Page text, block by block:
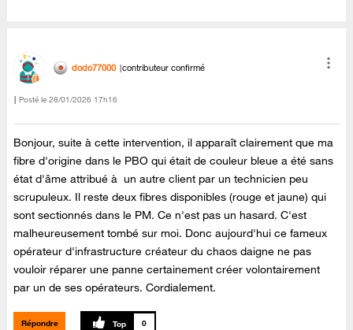
dodo77000 contributeur confirmé
Posté le ‎28/01/2026 17h16
Bonjour, suite à cette intervention, il apparaît clairement que ma
fibre d'origine dans le PBO qui était de couleur bleue a été sans
état d'âme attribué à un autre client par un technicien peu
scrupuleux. Il reste deux fibres disponibles (rouge et jaune) qui
sont sectionnés dans le PM. Ce n'est pas un hasard. C'est
malheureusement tombé sur moi. Donc aujourd'hui ce fameux
opérateur d'infrastructure créateur du chaos daigne ne pas
vouloir réparer une panne certainement créer volontairement
par un de ses opérateurs. Cordialement.
Répondre 0